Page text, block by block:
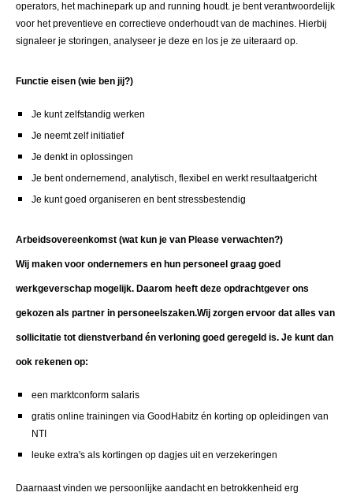
operators, het machinepark up and running houdt. je bent verantwoordelijk
voor het preventieve en correctieve onderhoudt van de machines. Hierbij
signaleer je storingen, analyseer je deze en los je ze uiteraard op.
Functie eisen (wie ben jij?)
Je kunt zelfstandig werken
Je neemt zelf initiatief
Je denkt in oplossingen
Je bent ondernemend, analytisch, flexibel en werkt resultaatgericht
Je kunt goed organiseren en bent stressbestendig
Arbeidsovereenkomst (wat kun je van Please verwachten?)
Wij maken voor ondernemers en hun personeel graag goed
werkgeverschap mogelijk. Daarom heeft deze opdrachtgever ons
gekozen als partner in personeelszaken.Wij zorgen ervoor dat alles van
sollicitatie tot dienstverband én verloning goed geregeld is. Je kunt dan
ook rekenen op:
een marktconform salaris
gratis online trainingen via GoodHabitz én korting op opleidingen van
NTI
leuke extra's als kortingen op dagjes uit en verzekeringen
Daarnaast vinden we persoonlijke aandacht en betrokkenheid erg